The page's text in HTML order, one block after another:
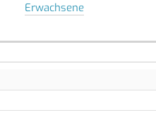
Erwachsene